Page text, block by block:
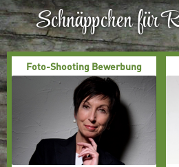
Schnäppchen für
Foto-Shooting Bewerbung